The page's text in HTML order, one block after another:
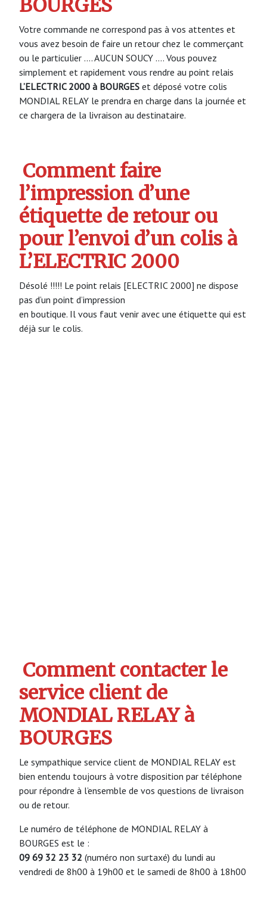
BOURGES
Votre commande ne correspond pas à vos attentes et
vous avez besoin de faire un retour chez le commerçant
ou le particulier …. AUCUN SOUCY …. Vous pouvez
simplement et rapidement vous rendre au point relais
L’ELECTRIC 2000 à BOURGES et déposé votre colis
MONDIAL RELAY le prendra en charge dans la journée et
ce chargera de la livraison au destinataire.
Comment faire
l’impression d’une
étiquette de retour ou
pour l’envoi d’un colis à
L’ELECTRIC 2000
Désolé !!!!! Le point relais [ELECTRIC 2000] ne dispose
pas d’un point d’impression
en boutique. Il vous faut venir avec une étiquette qui est
déjà sur le colis.
Comment contacter le
service client de
MONDIAL RELAY à
BOURGES
Le sympathique service client de MONDIAL RELAY est
bien entendu toujours à votre disposition par téléphone
pour répondre à l’ensemble de vos questions de livraison
ou de retour.
Le numéro de téléphone de MONDIAL RELAY à
BOURGES est le :
09 69 32 23 32 (numéro non surtaxé) du lundi au
vendredi de 8h00 à 19h00 et le samedi de 8h00 à 18h00